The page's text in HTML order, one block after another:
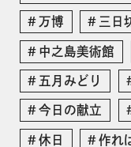
万博 三日
中之島美術館
五月みどり
今日の献立
休日 作れ